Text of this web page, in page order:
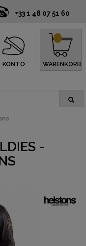
+33 1 48 07 51 60
KONTO WARENKORB
0
-